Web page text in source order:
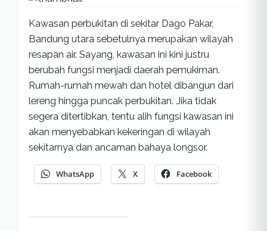
Kawasan perbukitan di sekitar Dago Pakar,
Bandung utara sebetulnya merupakan wilayah
resapan air. Sayang, kawasan ini kini justru
berubah fungsi menjadi daerah pemukiman.
Rumah-rumah mewah dan hotel dibangun dari
lereng hingga puncak perbukitan. Jika tidak
segera ditertibkan, tentu alih fungsi kawasan ini
akan menyebabkan kekeringan di wilayah
sekitarnya dan ancaman bahaya longsor.
WhatsApp X Facebook